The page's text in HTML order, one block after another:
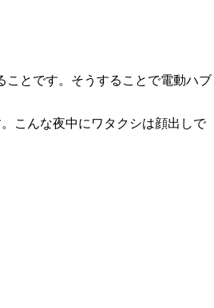
ことです。そうすることで電動ハブ
こんな夜中にワタクシは顔出しで